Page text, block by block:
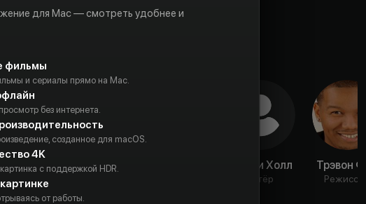
Джефф
Тимми Холл
Актёр
Трэвон
для Mac — смотреть удобнее и
фильмы
и сериалы прямо на Mac.
без интернета.
созданное для macOS.
4K
с поддержкой HDR.
от работы.